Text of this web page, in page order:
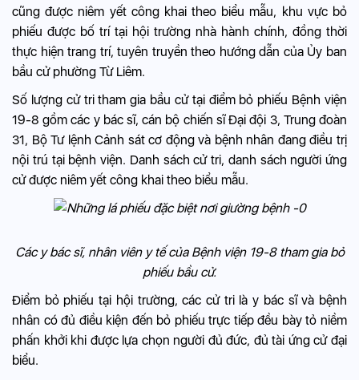
cũng được niêm yết công khai theo biểu mẫu, khu vực bỏ
phiếu được bố trí tại hội trường nhà hành chính, đồng thời
thực hiện trang trí, tuyên truyền theo hướng dẫn của Ủy ban
bầu cử phường Từ Liêm.
Số lượng cử tri tham gia bầu cử tại điểm bỏ phiếu Bệnh viện
19-8 gồm các y bác sĩ, cán bộ chiến sĩ Đại đội 3, Trung đoàn
31, Bộ Tư lệnh Cảnh sát cơ động và bệnh nhân đang điều trị
nội trú tại bệnh viện. Danh sách cử tri, danh sách người ứng
cử được niêm yết công khai theo biểu mẫu.
Các y bác sĩ, nhân viên y tế của Bệnh viện 19-8 tham gia bỏ
phiếu bầu cử.
Điểm bỏ phiếu tại hội trường, các cử tri là y bác sĩ và bệnh
nhân có đủ điều kiện đến bỏ phiếu trực tiếp đều bày tỏ niềm
phấn khởi khi được lựa chọn người đủ đức, đủ tài ứng cử đại
biểu.